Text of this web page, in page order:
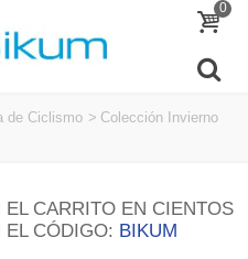
0
de Ciclismo > Colección Invierno
CARRITO EN CIENTOS
EL CÓDIGO: BIKUM